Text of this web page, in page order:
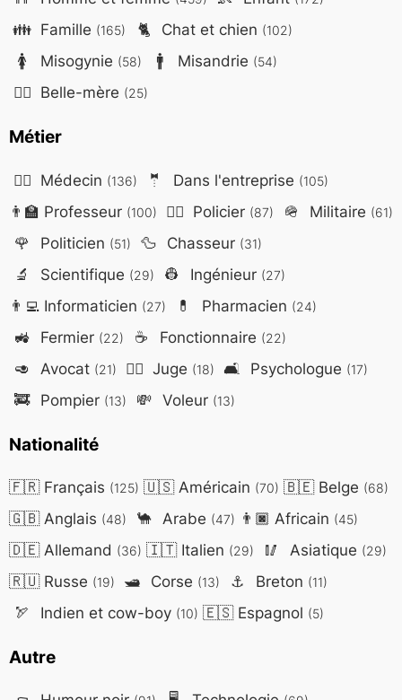
👪 Famille (165) 🐈 Chat et chien (102)
🚺 Misogynie (58) 🚹 Misandrie (54)
🤷‍♀️ Belle-mère (25)
Métier
👨‍⚕️ Médecin (136) 🤵 Dans l'entreprise (105)
👨‍🏫 Professeur (100) 👮‍♂️ Policier (87) 🪖 Militaire (61)
🌹 Politicien (51) 🦆 Chasseur (31)
🔬 Scientifique (29) 👷 Ingénieur (27)
👨‍💻Informaticien (27) 💊 Pharmacien (24)
🚜 Fermier (22) ☕ Fonctionnaire (22)
🥑 Avocat (21) 👨‍⚖️ Juge (18) 🛋️ Psychologue (17)
🚒 Pompier (13) 💸 Voleur (13)
Nationalité
🇫🇷Français (125) 🇺🇸Américain (70) 🇧🇪Belge (68)
🇬🇧Anglais (48) 🐪 Arabe (47) 👨🏿 Africain (45)
🇩🇪Allemand (36) 🇮🇹Italien (29) 🥢 Asiatique (29)
🇷🇺Russe (19) 🛥️ Corse (13) ⚓ Breton (11)
🏹 Indien et cow-boy (10) 🇪🇸Espagnol (5)
Autre